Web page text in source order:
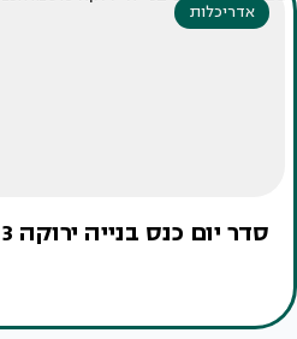
אדריכלות
סדר יום כנס בנייה ירוקה 25.11.2013